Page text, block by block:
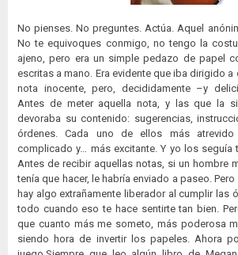
No pienses. No preguntes. Actúa. Aquel
No te equivoques conmigo, no tengo la
ajeno, pero era un simple pedazo de papel
escritas a mano. Era evidente que iba dirigido a
nota inocente, pero, decididamente –y
Antes de meter aquella nota, y las que la
devoraba su contenido: sugerencias,
órdenes. Cada uno de ellos más
complicado y… más excitante. Y yo los seguía
Antes de recibir aquellas notas, si un hombre
tenía que hacer, le habría enviado a paseo.
hay algo extrañamente liberador al cumplir las
todo cuando eso te hace sentirte tan bien.
que cuanto más me someto, más poderosa
siendo hora de invertir los papeles. Ahora